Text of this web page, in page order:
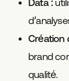
Data:
Création
brand
qualité.